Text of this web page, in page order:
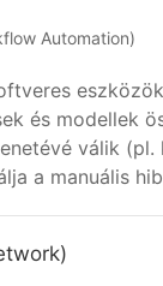
Automation)
és modellek
válik
a manuális